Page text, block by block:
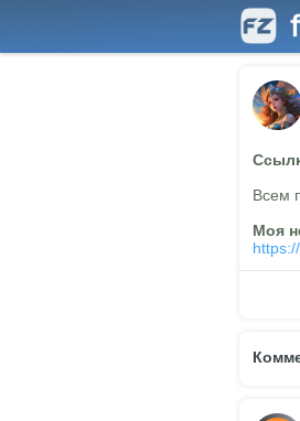
Всем
Моя